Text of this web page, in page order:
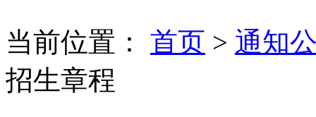
当前位置： 首页 > 通知
招生章程